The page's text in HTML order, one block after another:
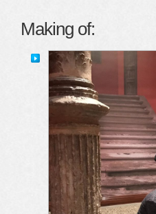
Making of: